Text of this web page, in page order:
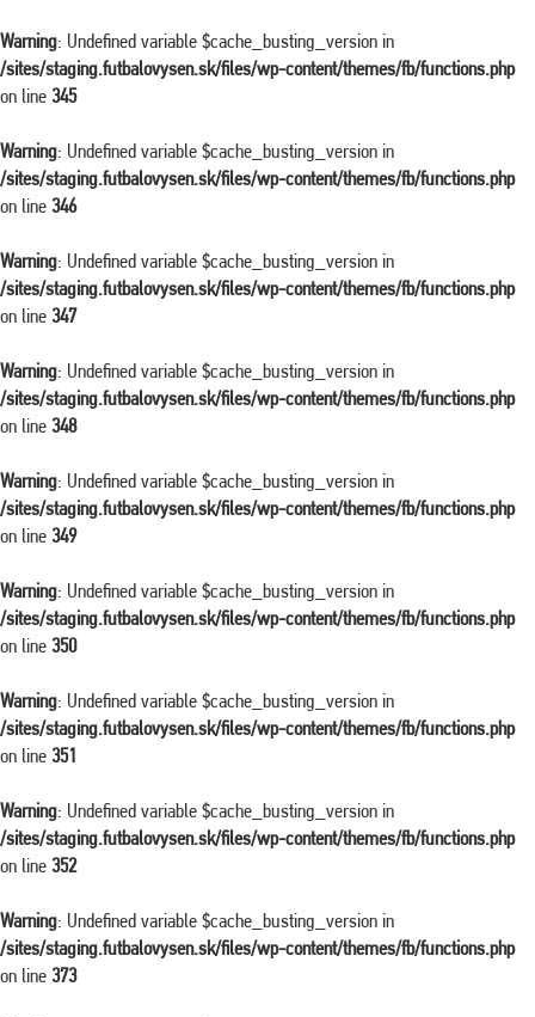
Warning: Undefined variable $cache_busting_version in
/sites/staging.futbalovysen.sk/files/wp-content/themes/fb/functions.php
on line 345
Warning: Undefined variable $cache_busting_version in
/sites/staging.futbalovysen.sk/files/wp-content/themes/fb/functions.php
on line 346
Warning: Undefined variable $cache_busting_version in
/sites/staging.futbalovysen.sk/files/wp-content/themes/fb/functions.php
on line 347
Warning: Undefined variable $cache_busting_version in
/sites/staging.futbalovysen.sk/files/wp-content/themes/fb/functions.php
on line 348
Warning: Undefined variable $cache_busting_version in
/sites/staging.futbalovysen.sk/files/wp-content/themes/fb/functions.php
on line 349
Warning: Undefined variable $cache_busting_version in
/sites/staging.futbalovysen.sk/files/wp-content/themes/fb/functions.php
on line 350
Warning: Undefined variable $cache_busting_version in
/sites/staging.futbalovysen.sk/files/wp-content/themes/fb/functions.php
on line 351
Warning: Undefined variable $cache_busting_version in
/sites/staging.futbalovysen.sk/files/wp-content/themes/fb/functions.php
on line 352
Warning: Undefined variable $cache_busting_version in
/sites/staging.futbalovysen.sk/files/wp-content/themes/fb/functions.php
on line 373